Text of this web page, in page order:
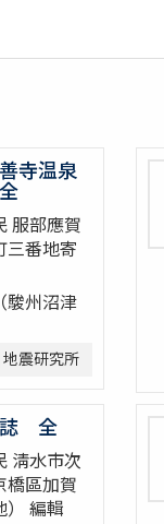
寺温泉
服部應賀
三番地寄
駿州沼津
震研究所
誌 全
淸水市次
橋區加賀
） 編輯